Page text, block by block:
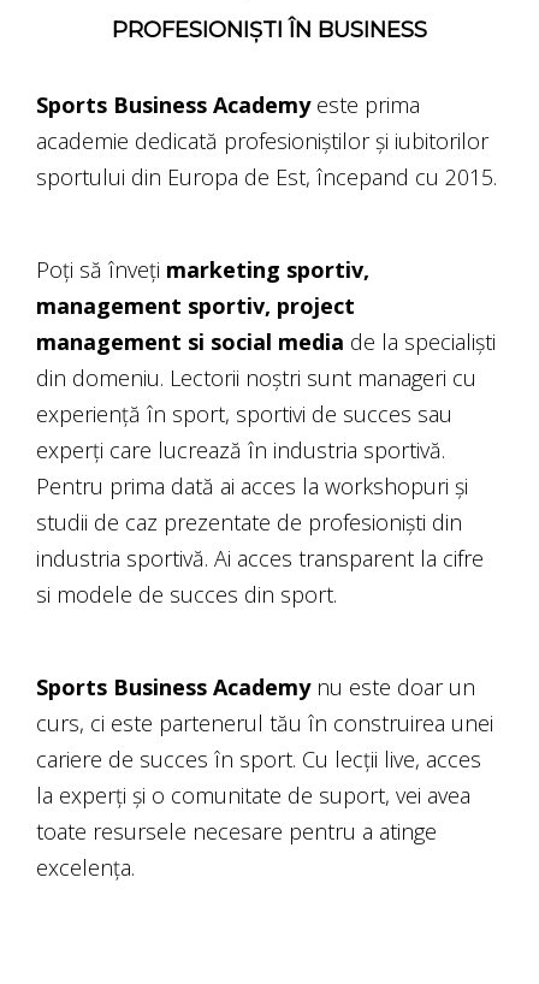
PROFESIONIȘTI ÎN BUSINESS
Sports Business Academyeste prima
academie dedicată profesioniștilor și iubitorilor
sportului din Europa de Est, începand cu 2015.
Poți să înveți marketing sportiv,
management sportiv, project
management si social media de la specialiști
din domeniu. Lectorii noștri sunt manageri cu
experiență în sport, sportivi de succes sau
experți care lucrează în industria sportivă.
Pentru prima dată ai acces la workshopuri și
studii de caz prezentate de profesioniști din
industria sportivă. Ai acces transparent la cifre
si modele de succes din sport.
Sports Business Academynu este doar un
curs, ci este partenerul tău în construirea unei
cariere de succes în sport. Cu lecții live, acces
la experți și o comunitate de suport, vei avea
toate resursele necesare pentru a atinge
excelența.